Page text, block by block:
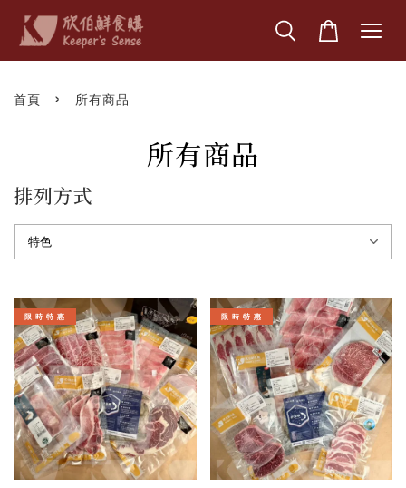
首頁 › 所有商品
所有商品
排列方式
限 時 特 惠 限 時 特 惠